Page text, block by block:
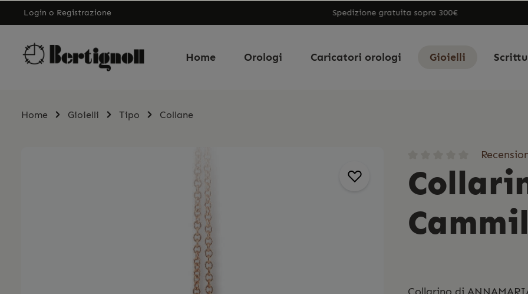
Login o Registrazione Spedizione gratuita sopra 300€
Home Orologi Caricatori orologi Gioielli
Home Gioielli Tipo Collane